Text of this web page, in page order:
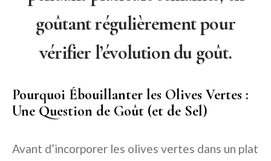
goûtant régulièrement pour
vérifier l’évolution du goût.
Pourquoi Ébouillanter les Olives Vertes :
Une Question de Goût (et de Sel)
Avant d’incorporer les olives vertes dans un plat